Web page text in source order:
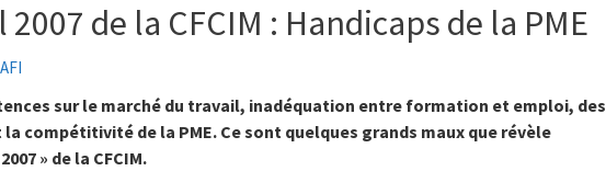
de la CFCIM : Handicaps de la PME
sur le marché du travail, inadéquation entre formation et emploi, des
compétitivité de la PME. Ce sont quelques grands maux que révèle
» de la CFCIM.